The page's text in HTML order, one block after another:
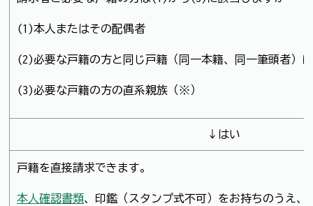
(1)本人またはその配偶者
(2)必要な戸籍の方と同じ戸籍（同一本籍、同一筆頭者）
(3)必要な戸籍の方の直系親族（※）
↓はい
戸籍を直接請求できます。
本人確認書類、印鑑（スタンプ式不可）をお持ちのうえ、